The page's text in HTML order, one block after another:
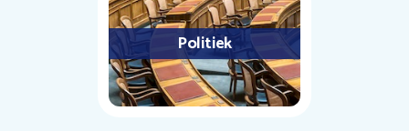
Politiek